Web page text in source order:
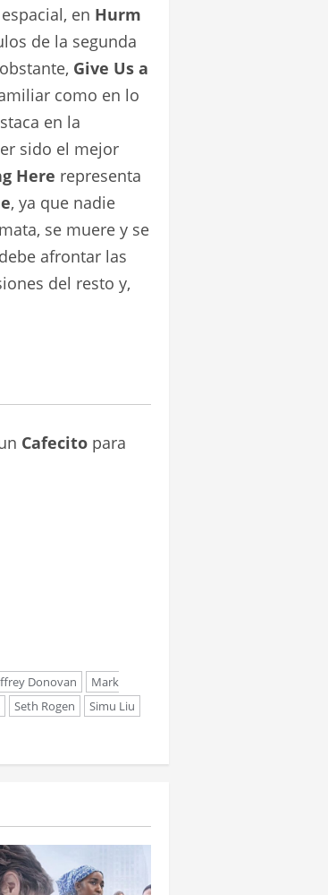
en Hurm
de la segunda
Give Us a
como en lo
en la
sido el mejor
Here representa
, ya que nadie
se muere y se
afrontar las
del resto y,
Cafecito para
Donovan
Mark
Seth Rogen
Simu Liu